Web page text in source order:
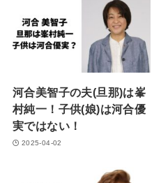
河合美智子の夫(旦那)は峯
村純一！子供(娘)は河合優
実ではない！
2025-04-02